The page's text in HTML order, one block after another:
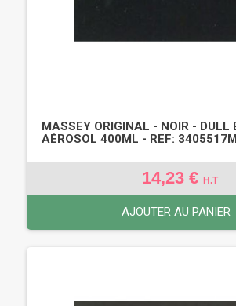
MASSEY ORIGINAL - NOIR - DULL
AÉROSOL 400ML - REF:
14,23 € H.T
AJOUTER AU PANIER